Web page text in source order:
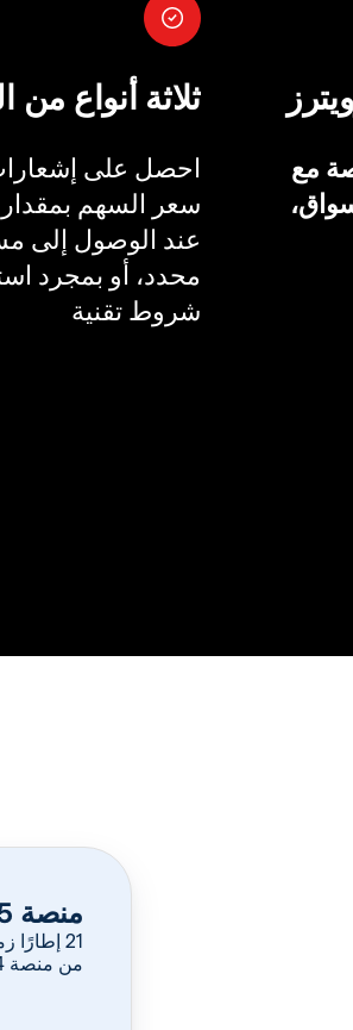
مع
ثلاثة أنواع من
احصل على
سعر السهم بمقدار
عند الوصول إلى
محدد، أو بمجرد
شروط تقنية
منصة MT5 متاحة الآن
من منصة MT4.